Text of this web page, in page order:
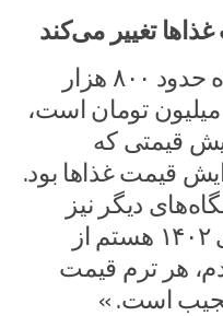
تغییر می‌کند
ترم گذشته هزینه‌ی خوابگاه حدود ۸۰۰ هزار
تومان بود. این ترم حدود ۱ میلیون تومان است،
قیمتی که
قیمت غذاها بود.
دیگر نیز
صادق است. من که ورودی ۱۴۰۲ هستم از
هر ترم قیمت
عجیب است. »